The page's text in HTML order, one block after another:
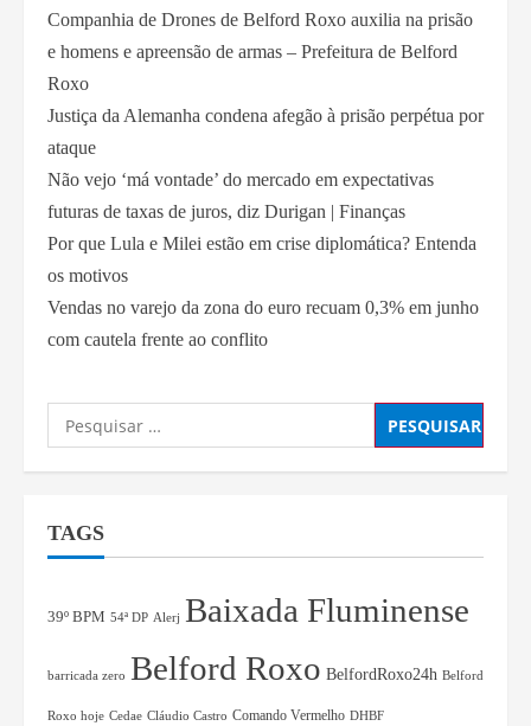
Companhia de Drones de Belford Roxo auxilia na prisão
e homens e apreensão de armas – Prefeitura de Belford
Roxo
Justiça da Alemanha condena afegão à prisão perpétua por
ataque
Não vejo ‘má vontade’ do mercado em expectativas
futuras de taxas de juros, diz Durigan | Finanças
Por que Lula e Milei estão em crise diplomática? Entenda
os motivos
Vendas no varejo da zona do euro recuam 0,3% em junho
com cautela frente ao conflito
TAGS
39º BPM 54ª DP Alerj Baixada Fluminense
barricada zero Belford Roxo BelfordRoxo24h Belford
Roxo hoje Cedae Cláudio Castro Comando Vermelho DHBF